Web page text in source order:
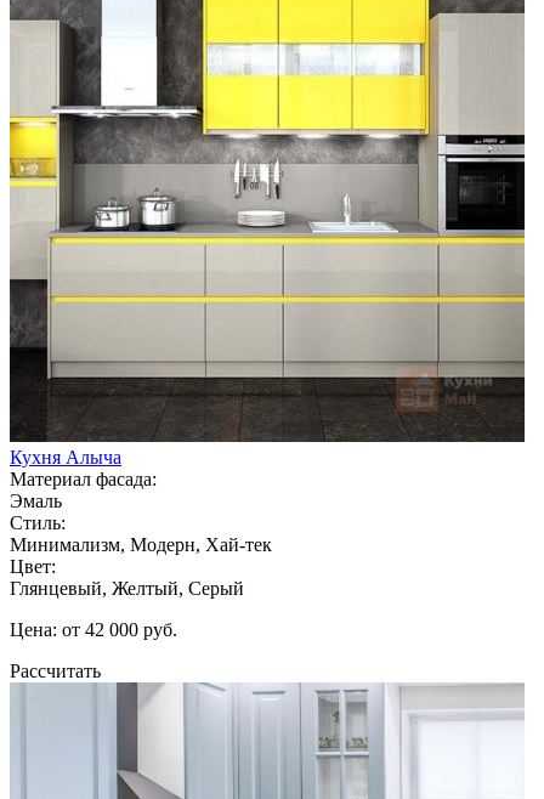
Кухня Алыча
Материал фасада:
Эмаль
Стиль:
Минимализм, Модерн, Хай-тек
Цвет:
Глянцевый, Желтый, Серый
Цена: от 42 000 руб.
Рассчитать